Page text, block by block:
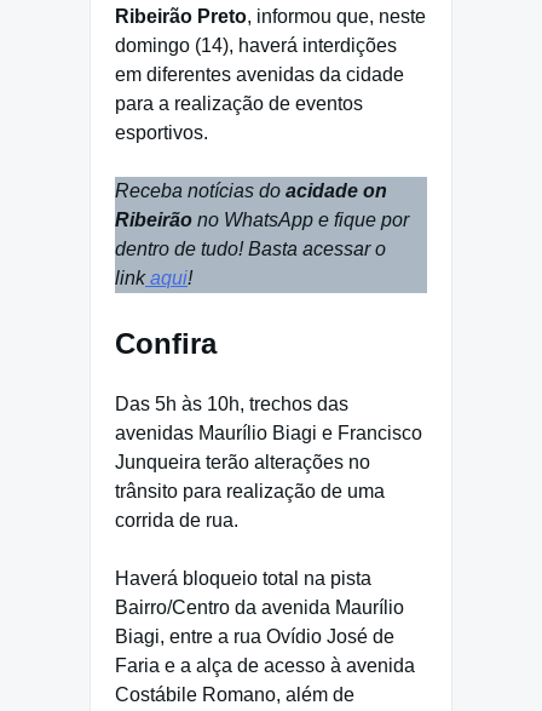
Ribeirão Preto, informou que, neste
domingo (14), haverá interdições
em diferentes avenidas da cidade
para a realização de eventos
esportivos.
Receba notícias do acidade on
Ribeirão no WhatsApp e fique por
dentro de tudo! Basta acessar o
linkaqui!
Confira
Das 5h às 10h, trechos das
avenidas Maurílio Biagi e Francisco
Junqueira terão alterações no
trânsito para realização de uma
corrida de rua.
Haverá bloqueio total na pista
Bairro/Centro da avenida Maurílio
Biagi, entre a rua Ovídio José de
Faria e a alça de acesso à avenida
Costábile Romano, além de